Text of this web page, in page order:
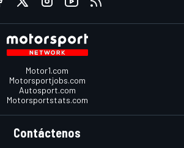
Motor1.com
Motorsportjobs.com
Autosport.com
Motorsportstats.com
Contáctenos